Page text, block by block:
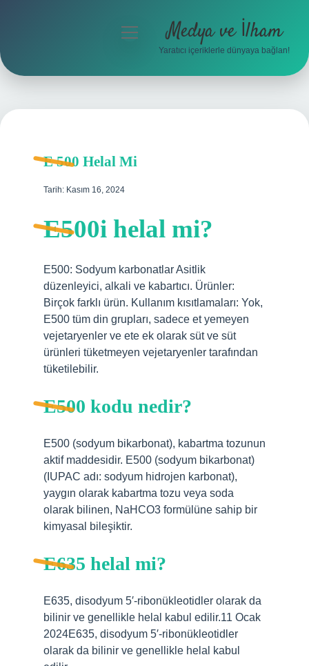
Hakkımızda
menüyü
Medya ve İlham
Yaratıcı içeriklerle dünyaya bağlan!
E 500 Helal Mi
Tarih: Kasım 16, 2024
E500i helal mi?
E500: Sodyum karbonatlar Asitlik
düzenleyici, alkali ve kabartıcı. Ürünler:
Birçok farklı ürün. Kullanım kısıtlamaları: Yok,
E500 tüm din grupları, sadece et yemeyen
vejetaryenler ve ete ek olarak süt ve süt
ürünleri tüketmeyen vejetaryenler tarafından
tüketilebilir.
E500 kodu nedir?
E500 (sodyum bikarbonat), kabartma tozunun
aktif maddesidir. E500 (sodyum bikarbonat)
(IUPAC adı: sodyum hidrojen karbonat),
yaygın olarak kabartma tozu veya soda
olarak bilinen, NaHCO3 formülüne sahip bir
kimyasal bileşiktir.
E635 helal mi?
E635, disodyum 5′-ribonükleotidler olarak da
bilinir ve genellikle helal kabul edilir.11 Ocak
2024E635, disodyum 5′-ribonükleotidler
olarak da bilinir ve genellikle helal kabul